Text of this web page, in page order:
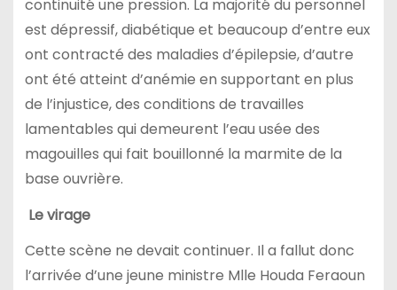
continuité une pression. La majorité du personnel
est dépressif, diabétique et beaucoup d’entre eux
ont contracté des maladies d’épilepsie, d’autre
ont été atteint d’anémie en supportant en plus
de l’injustice, des conditions de travailles
lamentables qui demeurent l’eau usée des
magouilles qui fait bouillonné la marmite de la
base ouvrière.
Le virage
Cette scène ne devait continuer. Il a fallut donc
l’arrivée d’une jeune ministre Mlle Houda Feraoun